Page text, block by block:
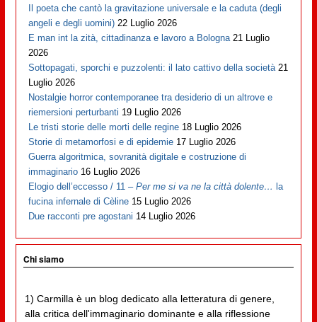
Il poeta che cantò la gravitazione universale e la caduta (degli
angeli e degli uomini) 22 Luglio 2026
E man int la zità, cittadinanza e lavoro a Bologna 21 Luglio
2026
Sottopagati, sporchi e puzzolenti: il lato cattivo della società 21
Luglio 2026
Nostalgie horror contemporanee tra desiderio di un altrove e
riemersioni perturbanti 19 Luglio 2026
Le tristi storie delle morti delle regine 18 Luglio 2026
Storie di metamorfosi e di epidemie 17 Luglio 2026
Guerra algoritmica, sovranità digitale e costruzione di
immaginario 16 Luglio 2026
Elogio dell’eccesso / 11 –Per me si va ne la città dolente… la
fucina infernale di Cèline 15 Luglio 2026
Due racconti pre agostani 14 Luglio 2026
Chi siamo
1) Carmilla è un blog dedicato alla letteratura di genere,
alla critica dell'immaginario dominante e alla riflessione